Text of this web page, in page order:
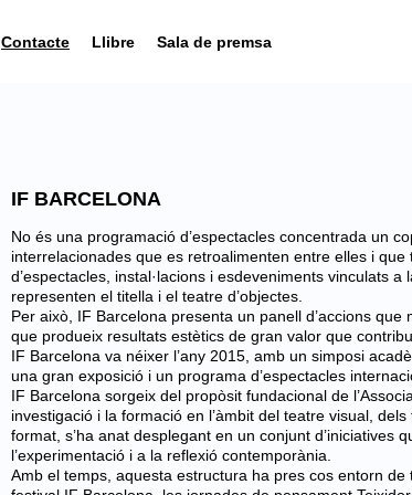
Contacte Llibre Sala de premsa
IF BARCELONA
IF
Barcelona
és
una
plataforma
que
té
com
a
objectiu
fomentar
i
visibilitzar
No és una programació d’espectacles concentrada un
interrelacionades que es retroalimenten entre elles i
d’espectacles, instal·lacions i esdeveniments vinculats
representen el titella i el teatre d’objectes.
Per això, IF Barcelona presenta un panell d’accions
que produeix resultats estètics de gran valor que
IF Barcelona va néixer l’any 2015, amb un simposi
una gran exposició i un programa d’espectacles
IF Barcelona sorgeix del propòsit fundacional de
investigació i la formació en l’àmbit del teatre visual,
format, s’ha anat desplegant en un conjunt
l’experimentació i a la reflexió contemporània.
Amb el temps, aquesta estructura ha pres cos entorn